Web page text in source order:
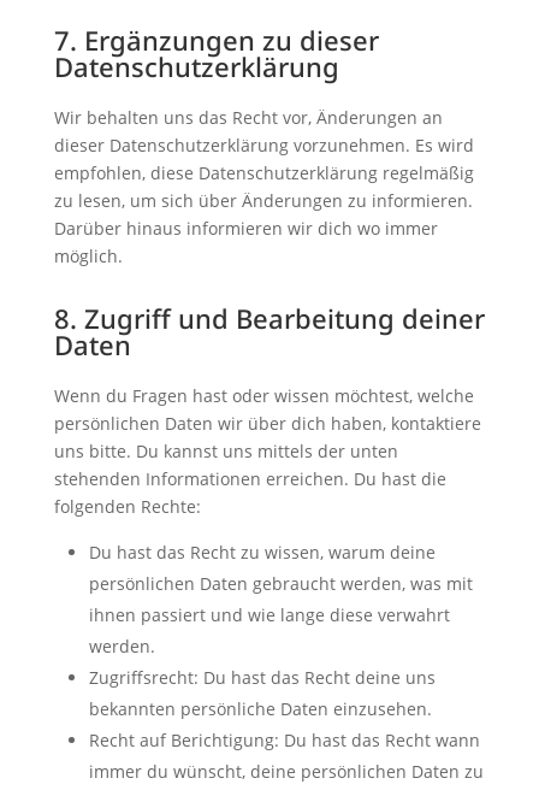
7. Ergänzungen zu dieser
Datenschutzerklärung
Wir behalten uns das Recht vor, Änderungen an
dieser Datenschutzerklärung vorzunehmen. Es wird
empfohlen, diese Datenschutzerklärung regelmäßig
zu lesen, um sich über Änderungen zu informieren.
Darüber hinaus informieren wir dich wo immer
möglich.
8. Zugriff und Bearbeitung deiner
Daten
Wenn du Fragen hast oder wissen möchtest, welche
persönlichen Daten wir über dich haben, kontaktiere
uns bitte. Du kannst uns mittels der unten
stehenden Informationen erreichen. Du hast die
folgenden Rechte:
Du hast das Recht zu wissen, warum deine
persönlichen Daten gebraucht werden, was mit
ihnen passiert und wie lange diese verwahrt
werden.
Zugriffsrecht: Du hast das Recht deine uns
bekannten persönliche Daten einzusehen.
Recht auf Berichtigung: Du hast das Recht wann
immer du wünscht, deine persönlichen Daten zu